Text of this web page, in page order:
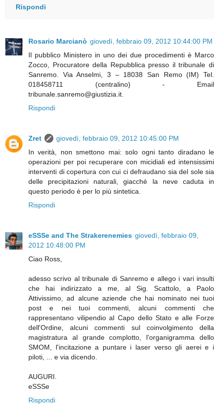
Rispondi
Rosario Marcianò giovedì, febbraio 09, 2012 10:44:00 PM
Il pubblico Ministero in uno dei due procedimenti è Marco
Zocco, Procuratore della Repubblica presso il tribunale di
Sanremo. Via Anselmi, 3 – 18038 San Remo (IM) Tel.
018458711 (centralino) - Email
tribunale.sanremo@giustizia.it.
Rispondi
Zret
giovedì, febbraio 09, 2012 10:45:00 PM
In verità, non smettono mai: solo ogni tanto diradano le
operazioni per poi recuperare con micidiali ed intensissimi
interventi di copertura con cui ci defraudano sia del sole sia
delle precipitazioni naturali, giacché la neve caduta in
questo periodo è per lo più sintetica.
Rispondi
eSSSe and The Strakerenemies giovedì, febbraio 09,
2012 10:48:00 PM
Ciao Ross,
adesso scrivo al tribunale di Sanremo e allego i vari insulti
che hai indirizzato a me, al Sig. Scattolo, a Paolo
Attivissimo, ad alcune aziende che hai nominato nei tuoi
post e nei tuoi commenti, alcuni commenti che
rappresentano vilipendio al Capo dello Stato e alle Forze
dell'Ordine, alcuni commenti sul coinvolgimento della
magistratura al grande complotto, l'organigramma dello
SMOM, l'incitazione a puntare i laser verso gli aerei e i
piloti, ... e via dicendo.
AUGURI.
eSSSe
Rispondi